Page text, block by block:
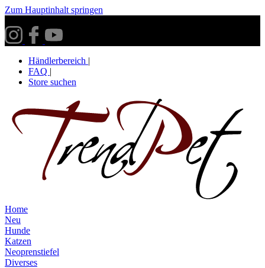
Zum Hauptinhalt springen
Händlerbereich |
FAQ |
Store suchen
Home
Neu
Hunde
Katzen
Neoprenstiefel
Diverses